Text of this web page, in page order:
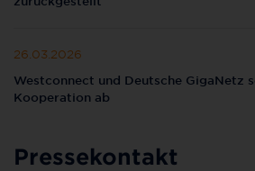
26.03.2026
Westconnect und Deutsche GigaNetz
Kooperation ab
Pressekontakt